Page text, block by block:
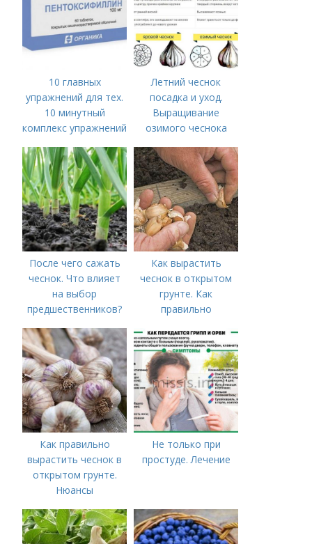
10 главных
упражнений для тех.
10 минутный
комплекс упражнений
времени на спорт
Летний чеснок
посадка и уход.
Выращивание
озимого чеснока
После чего сажать
чеснок. Что влияет
на выбор
предшественников?
Как вырастить
чеснок в открытом
грунте. Как
правильно
открытом грунте
Как правильно
вырастить чеснок в
открытом грунте.
Нюансы
озимого чеснока
Не только при
простуде. Лечение